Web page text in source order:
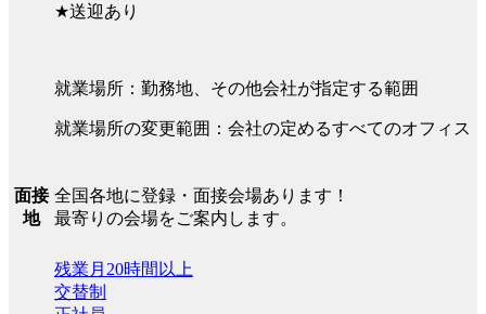
★送迎あり
就業場所：勤務地、その他会社が指定する範囲
就業場所の変更範囲：会社の定めるすべてのオフィス
面接
地
全国各地に登録・面接会場あります！
最寄りの会場をご案内します。
残業月20時間以上
交替制